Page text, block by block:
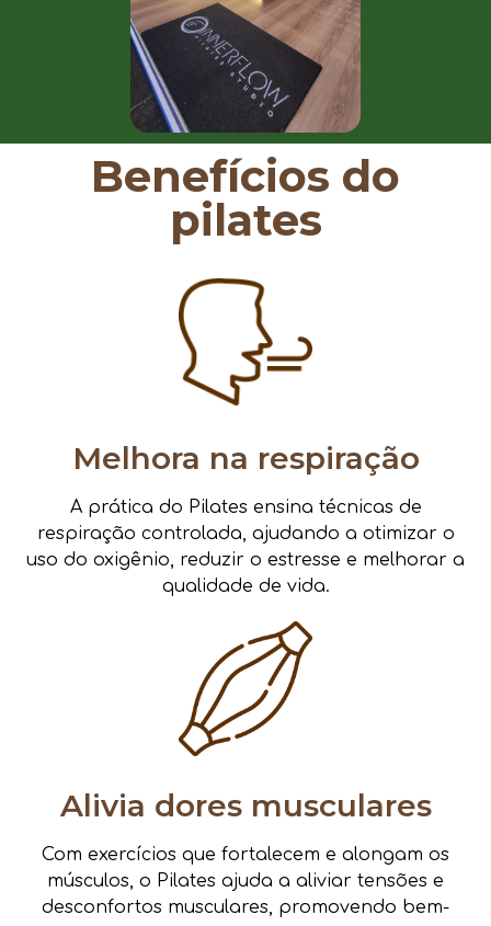
Benefícios do
pilates
Melhora na respiração
A prática do Pilates ensina técnicas de
respiração controlada, ajudando a otimizar o
uso do oxigênio, reduzir o estresse e melhorar a
qualidade de vida.
Alivia dores musculares
Com exercícios que fortalecem e alongam os
músculos, o Pilates ajuda a aliviar tensões e
desconfortos musculares, promovendo bem-